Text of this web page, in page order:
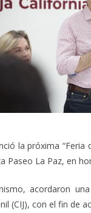
la próxima “Feria
Paseo La Paz, en
acordaron
(CIJ), con el fin de